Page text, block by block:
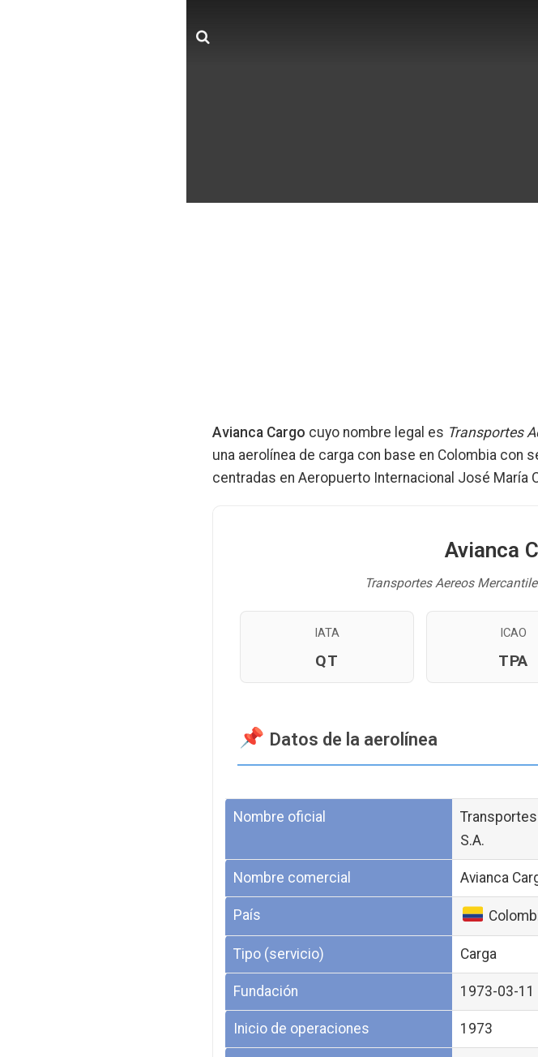
Avianca Cargo cuyo nombre legal es Transportes
una aerolínea de carga con base en Colombia con
centradas en Aeropuerto Internacional José María
Avianca
Transportes Aereos
IATA
QT
ICAO
TPA
Datos de la aerolínea
Nombre oficial
S.A.
Nombre comercial Avianca
País
Tipo (servicio) Carga
Fundación 1973-03-11
Inicio de operaciones 1973